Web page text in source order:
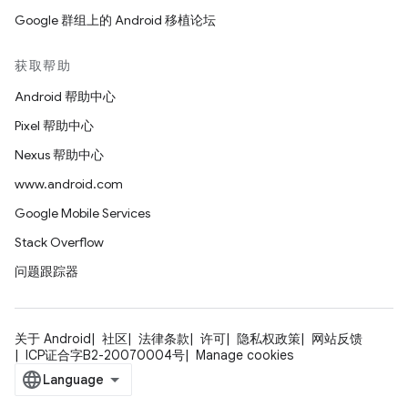
Google 群组上的 Android 移植论坛
获取帮助
Android 帮助中心
Pixel 帮助中心
Nexus 帮助中心
www.android.com
Google Mobile Services
Stack Overflow
问题跟踪器
关于 Android 社区 法律条款 许可 隐私权政策
网站反馈
ICP证合字B2-20070004号
Manage cookies